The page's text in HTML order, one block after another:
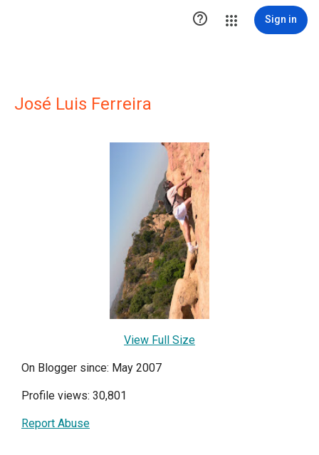
 Sign in
José Luis Ferreira
View Full Size
On Blogger since: May 2007
Profile views: 30,801
Report Abuse